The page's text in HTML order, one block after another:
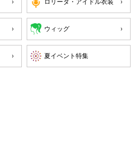
ウィッグ